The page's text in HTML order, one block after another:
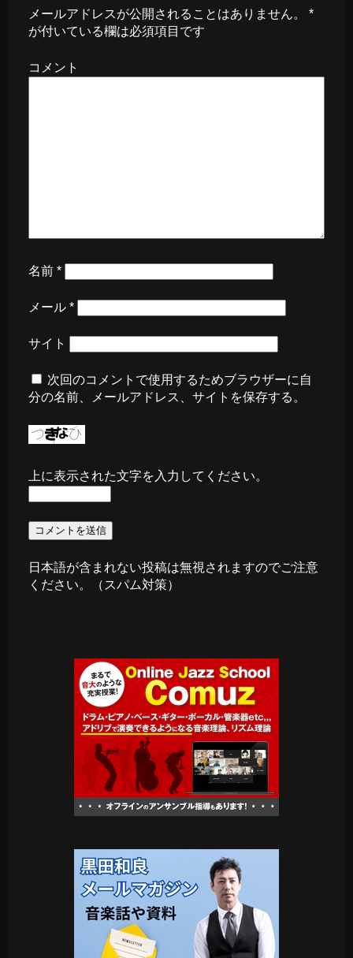
メールアドレスが公開されることはありません。
*
が付いている欄は必須項目です
コメント
名前 *
メール *
サイト
次回のコメントで使用するためブラウザーに自
分の名前、メールアドレス、サイトを保存する。
上に表示された文字を入力してください。
日本語が含まれない投稿は無視されますのでご注意
ください。（スパム対策）